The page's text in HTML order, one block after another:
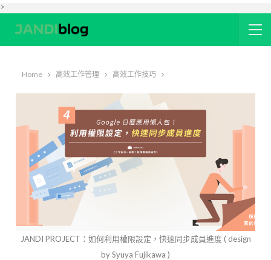
>
Home 高效工作管理 高效工作技巧
JANDI PROJECT：如何利用權限設定，快速同步成員進度 ( design
by Syuya Fujikawa )